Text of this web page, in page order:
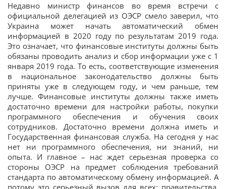
Недавно министр финансов во время встречи с
официальной делегацией из ОЭСР смело заверил, что
Украина может начать автоматический обмен
информацией в 2020 году по результатам 2019 года.
Это означает, что финансовые институты должны быть
обязаны проводить анализ и сбор информации уже с 1
января 2019 года. То есть, соответствующие изменения
в национальное законодательство должны быть
приняты уже в следующем году, и чем раньше, тем
лучше. Финансовые институты должны также иметь
достаточно времени для настройки работы, покупки
программного обеспечения и обучения своих
сотрудников. Достаточно времени должна иметь и
Государственная финансовая служба. На сегодня у нас
нет ни программного обеспечения, ни знаний, ни
опыта. И главное – нас ждет серьезная проверка со
стороны ОЭСР на предмет соблюдения требований
стандарта по автоматическому обмену информацией. А
потому это серьезный вызов для всех: правительства,